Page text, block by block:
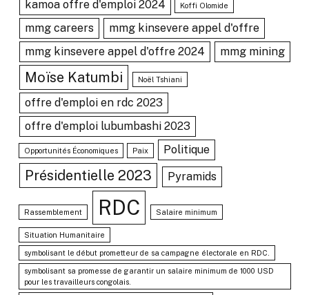
kamoa offre d'emploi 2024 Koffi Olomide
mmg careers
mmg kinsevere appel d'offre
mmg kinsevere appel d'offre 2024
mmg mining
Moïse Katumbi Noël Tshiani
offre d'emploi en rdc 2023
offre d'emploi lubumbashi 2023
Opportunités Économiques Paix Politique
Présidentielle 2023 Pyramids
Rassemblement RDC Salaire minimum
Situation Humanitaire
symbolisant le début prometteur de sa campagne électorale en RDC.
symbolisant sa promesse de garantir un salaire minimum de 1000 USD
pour les travailleurs congolais.